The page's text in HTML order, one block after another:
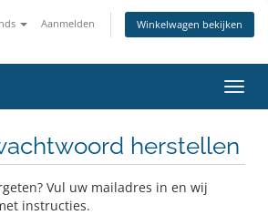
Aanmelden Winkelwagen bekijken
herstellen
Vul uw mailadres in en wij
instructies.